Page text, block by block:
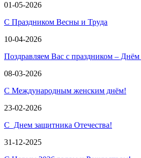
01-05-2026
С Праздником Весны и Труда
10-04-2026
Поздравляем Вас с праздником –
08-03-2026
С Международным женским днём!
23-02-2026
С Днем защитника Отечества!
31-12-2025